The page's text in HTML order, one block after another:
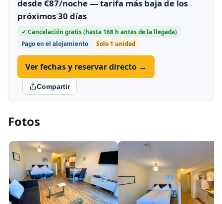
desde €87/noche — tarifa más baja de los
próximos 30 días
✓ Cancelación gratis (hasta 168 h antes de la llegada)
Pago en el alojamiento
Solo 1 unidad
Ver fechas y reservar directo →
Compartir
Fotos